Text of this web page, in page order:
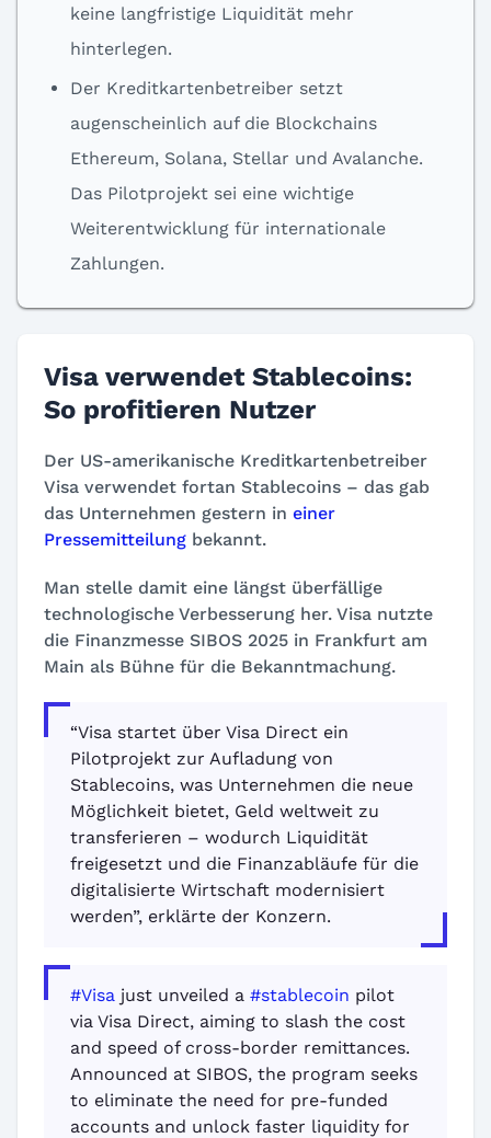
keine langfristige Liquidität mehr
hinterlegen.
Der Kreditkartenbetreiber setzt
augenscheinlich auf die Blockchains
Ethereum, Solana, Stellar und Avalanche.
Das Pilotprojekt sei eine wichtige
Weiterentwicklung für internationale
Zahlungen.
Visa verwendet Stablecoins:
So profitieren Nutzer
Der US-amerikanische Kreditkartenbetreiber
Visa verwendet fortan Stablecoins – das gab
das Unternehmen gestern in einer
Pressemitteilung bekannt.
Man stelle damit eine längst überfällige
technologische Verbesserung her. Visa nutzte
die Finanzmesse SIBOS 2025 in Frankfurt am
Main als Bühne für die Bekanntmachung.
“Visa startet über Visa Direct ein
Pilotprojekt zur Aufladung von
Stablecoins, was Unternehmen die neue
Möglichkeit bietet, Geld weltweit zu
transferieren – wodurch Liquidität
freigesetzt und die Finanzabläufe für die
digitalisierte Wirtschaft modernisiert
werden”, erklärte der Konzern.
#Visa just unveiled a #stablecoin pilot
via Visa Direct, aiming to slash the cost
and speed of cross-border remittances.
Announced at SIBOS, the program seeks
to eliminate the need for pre-funded
accounts and unlock faster liquidity for